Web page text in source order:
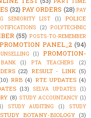
(32) PAY ORDERS (28) PAY
SENIORITY LIST (1)
POLICE
(2) POLYTECHNIC
(55) POSTS-TO-REMEMBER
PROMOTION PANEL_2 (94)
(1)
PROMOTION-
(1) PTA TEACHERS
(2)
(22) RESULT - LINK (5)
RRB (4) RTE UPDATES (4)
(13) SELVA UPDATES
(1)
(8) STUDY ACCOUNTANCY (1)
STUDY AUDITING (1)
STUDY
STUDY BOTANY-BIOLOGY (3)